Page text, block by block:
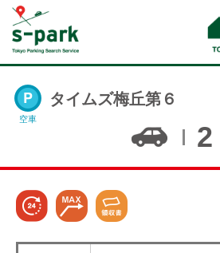
空車
タイムズ梅丘第６
2